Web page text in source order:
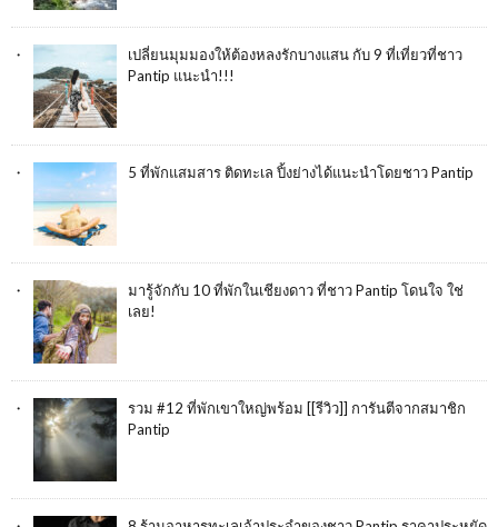
เปลี่ยนมุมมองให้ต้องหลงรักบางแสน กับ 9 ที่เที่ยวที่ชาว
Pantip แนะนำ!!!
5 ที่พักแสมสาร ติดทะเล ปิ้งย่างได้แนะนำโดยชาว Pantip
มารู้จักกับ 10 ที่พักในเชียงดาว ที่ชาว Pantip โดนใจ ใช่
เลย!
รวม #12 ที่พักเขาใหญ่พร้อม [[รีวิว]] การันตีจากสมาชิก
Pantip